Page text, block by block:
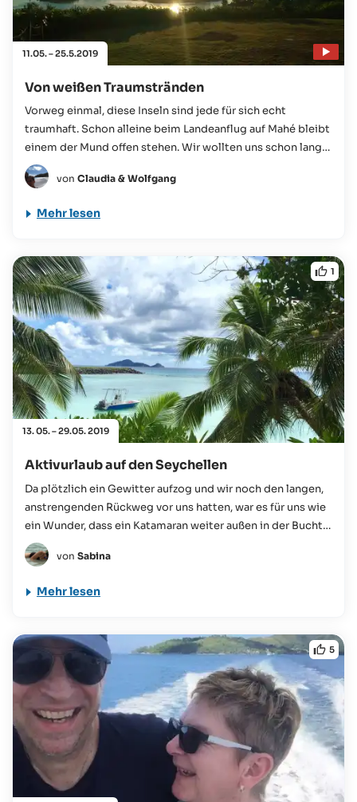
11.05. – 25.5.2019
Von weißen Traumstränden
Vorweg einmal, diese Inseln sind jede für sich echt
traumhaft. Schon alleine beim Landeanflug auf Mahé bleibt
einem der Mund offen stehen. Wir wollten uns schon lange
einen Traumurlaub im Indischen Ozean erfüllen...
von Claudia & Wolfgang
Mehr lesen
13. 05. – 29.05. 2019
1
Aktivurlaub auf den Seychellen
Da plötzlich ein Gewitter aufzog und wir noch den langen,
anstrengenden Rückweg vor uns hatten, war es für uns wie
ein Wunder, dass ein Katamaran weiter außen in der Bucht
vor Anker lag...
von Sabina
Mehr lesen
5